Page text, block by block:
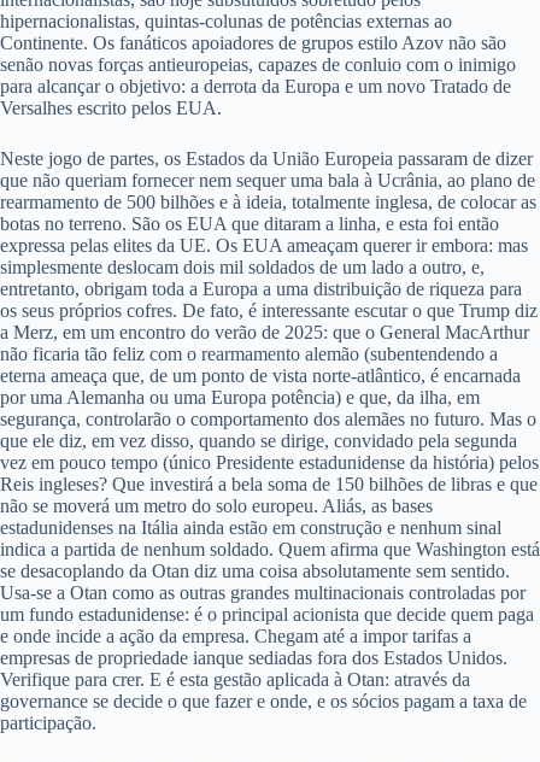
hipernacionalistas, quintas-colunas de potências externas ao
Continente. Os fanáticos apoiadores de grupos estilo Azov não são
senão novas forças antieuropeias, capazes de conluio com o inimigo
para alcançar o objetivo: a derrota da Europa e um novo Tratado de
Versalhes escrito pelos EUA.
Neste jogo de partes, os Estados da União Europeia passaram de dizer
que não queriam fornecer nem sequer uma bala à Ucrânia, ao plano de
rearmamento de 500 bilhões e à ideia, totalmente inglesa, de colocar as
botas no terreno. São os EUA que ditaram a linha, e esta foi então
expressa pelas elites da UE. Os EUA ameaçam querer ir embora: mas
simplesmente deslocam dois mil soldados de um lado a outro, e,
entretanto, obrigam toda a Europa a uma distribuição de riqueza para
os seus próprios cofres. De fato, é interessante escutar o que Trump diz
a Merz, em um encontro do verão de 2025: que o General MacArthur
não ficaria tão feliz com o rearmamento alemão (subentendendo a
eterna ameaça que, de um ponto de vista norte-atlântico, é encarnada
por uma Alemanha ou uma Europa potência) e que, da ilha, em
segurança, controlarão o comportamento dos alemães no futuro. Mas o
que ele diz, em vez disso, quando se dirige, convidado pela segunda
vez em pouco tempo (único Presidente estadunidense da história) pelos
Reis ingleses? Que investirá a bela soma de 150 bilhões de libras e que
não se moverá um metro do solo europeu. Aliás, as bases
estadunidenses na Itália ainda estão em construção e nenhum sinal
indica a partida de nenhum soldado. Quem afirma que Washington está
se desacoplando da Otan diz uma coisa absolutamente sem sentido.
Usa-se a Otan como as outras grandes multinacionais controladas por
um fundo estadunidense: é o principal acionista que decide quem paga
e onde incide a ação da empresa. Chegam até a impor tarifas a
empresas de propriedade ianque sediadas fora dos Estados Unidos.
Verifique para crer. E é esta gestão aplicada à Otan: através da
governance se decide o que fazer e onde, e os sócios pagam a taxa de
participação.